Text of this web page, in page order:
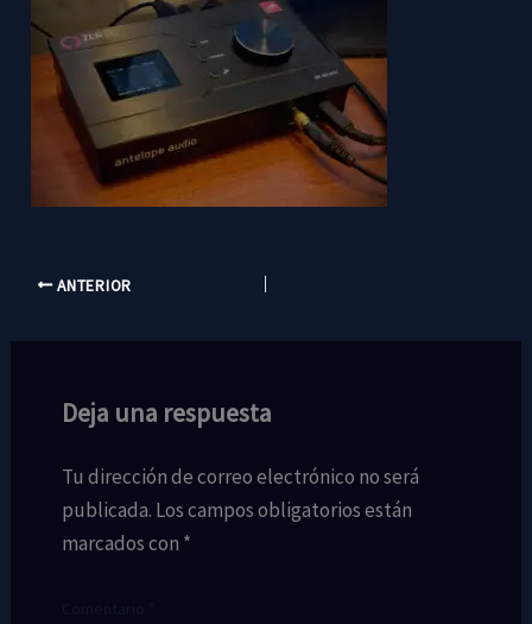
ANTERIOR
Deja una respuesta
Tu dirección de correo electrónico no será
publicada. Los campos obligatorios están
marcados con *